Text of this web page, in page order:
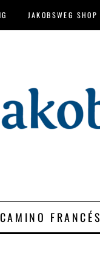
JAKOBSWEG SHOP
CAMINO FRANCÉS